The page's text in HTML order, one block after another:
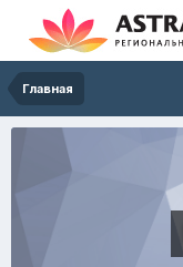
Главная